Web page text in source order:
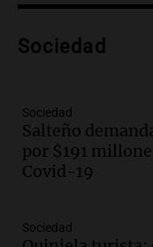
metros del
Episodios
Audio.La
firmó Jorge
contrato de
Sociedad
Sociedad
Salteño
por $191
Covid-19
Sociedad